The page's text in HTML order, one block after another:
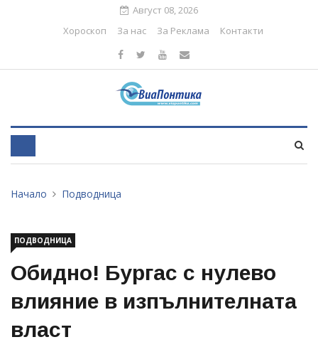
Август 08, 2026
Хороскоп
За нас За Реклама Контакти
Начало Подводница
ПОДВОДНИЦА
Обидно! Бургас с нулево
влияние в изпълнителната
власт